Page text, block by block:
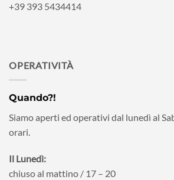
+39 393 5434414
OPERATIVITÀ
Quando?!
Siamo aperti ed operativi dal lunedì al
orari.
Il Lunedì:
chiuso al mattino / 17 – 20